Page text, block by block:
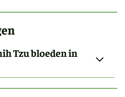
Tzu bloeden in